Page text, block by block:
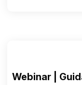
Webinar |